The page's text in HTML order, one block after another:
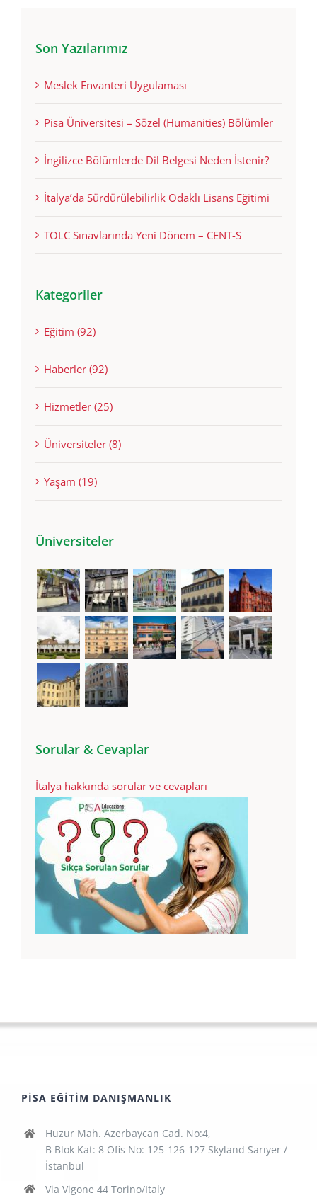
Son Yazılarımız
Meslek Envanteri Uygulaması
Pisa Üniversitesi – Sözel (Humanities) Bölümler
İngilizce Bölümlerde Dil Belgesi Neden İstenir?
İtalya’da Sürdürülebilirlik Odaklı Lisans Eğitimi
TOLC Sınavlarında Yeni Dönem – CENT-S
Kategoriler
Eğitim (92)
Haberler (92)
Hizmetler (25)
Üniversiteler (8)
Yaşam (19)
Üniversiteler
Sorular & Cevaplar
İtalya hakkında sorular ve cevapları
PISA EĞITIM DANIŞMANLIK
Huzur Mah. Azerbaycan Cad. No:4,
B Blok Kat: 8 Ofis No: 125-126-127 Skyland Sarıyer /
İstanbul
Via Vigone 44 Torino/Italy